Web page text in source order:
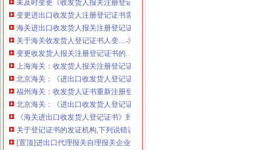
变更进出口收发货人注册登记证书需提交什么资料?_海关外贸咨询_
海关进出口收发货人报关注册登记证书过期怎么补办_政务咨询_浙江电
关于海关收发货人登记证书人变…-海关百问
变更收发货人报关注册登记证书的…-海关百问
上海海关：收发货人报关注册登记证书过期-报关员通关指南--育路报关
北京海关：《进出口收发货人登记证书》丢失-报关员网-吧
福州海关：收发货人证书重新注册登记
北京海关：《进出口收发货人登记证书》丢失-报关员通关指南--育路报
《海关进出口收发货人登记证书》到期换证_烟台网上民声_胶东在线
关于登记证书的发证机构,下列说错误的是（）。A.收发货人登记证
[置顶]进出口代理报关自理报关企业进出口收发货人办理海关注册登记
收发货人报关注册登记证书的遗失补办-通关监管海关业务咨询-通关